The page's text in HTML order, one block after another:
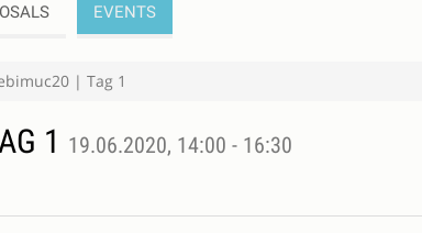
EVENTS
| Tag 1
1 19.06.2020, 14:00 - 16:30